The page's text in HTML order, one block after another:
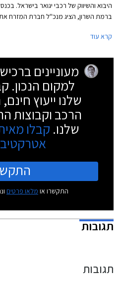
היבוא והשיווק של רכבי יגואר בישראל.
ברמת השרון, הציג מנכ''ל חברת המזרח את
יכלול חניכת אולמות תצוגה חדשים, שדרוג
ישתנה משמעותית בשל העברת הזיכיון.
קרא עוד
מעוניינים
למקום הנכון.
שלנו ייעוץ
הרכב וקבוצות
שלנו. קבלו
התקשרו או מלאו פרטים
תגובות
תגובות